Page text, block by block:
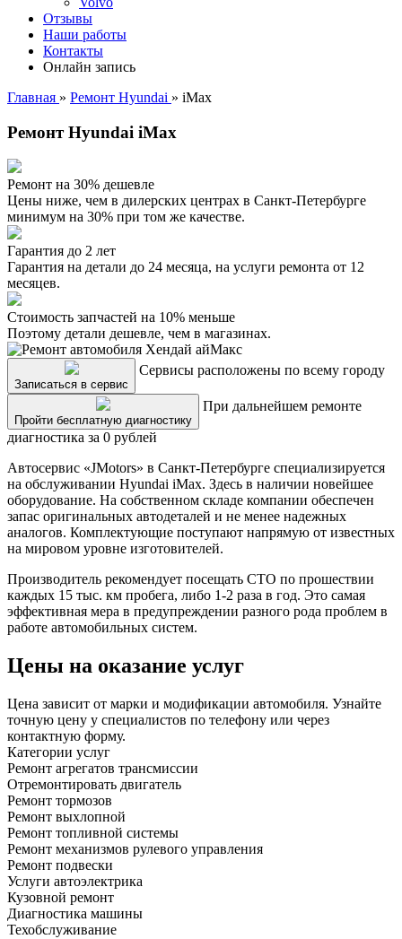
Отзывы
Наши работы
Контакты
Онлайн запись
Главная » Ремонт Hyundai » iMax
Ремонт Hyundai iMax
Ремонт на 30% дешевле
Цены ниже, чем в дилерских центрах в Санкт-Петербурге
минимум на 30% при том же качестве.
Гарантия до 2 лет
Гарантия на детали до 24 месяца, на услуги ремонта от 12
месяцев.
Стоимость запчастей на 10% меньше
Поэтому детали дешевле, чем в магазинах.
Записаться в сервис
Сервисы расположены по всему городу
Пройти бесплатную диагностику
При дальнейшем ремонте
диагностика за 0 рублей
Автосервис «JMotors» в Санкт-Петербурге специализируется
на обслуживании Hyundai iMax. Здесь в наличии новейшее
оборудование. На собственном складе компании обеспечен
запас оригинальных автодеталей и не менее надежных
аналогов. Комплектующие поступают напрямую от известных
на мировом уровне изготовителей.
Производитель рекомендует посещать СТО по прошествии
каждых 15 тыс. км пробега, либо 1-2 раза в год. Это самая
эффективная мера в предупреждении разного рода проблем в
работе автомобильных систем.
Цены на оказание услуг
Цена зависит от марки и модификации автомобиля. Узнайте
точную цену у специалистов по телефону или через
контактную форму.
Категории услуг
Ремонт агрегатов трансмиссии
Отремонтировать двигатель
Ремонт тормозов
Ремонт выхлопной
Ремонт топливной системы
Ремонт механизмов рулевого управления
Ремонт подвески
Услуги автоэлектрика
Кузовной ремонт
Диагностика машины
Техобслуживание